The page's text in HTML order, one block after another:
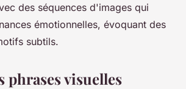
des séquences d'images qui
émotionnelles, évoquant des
subtils.
phrases visuelles